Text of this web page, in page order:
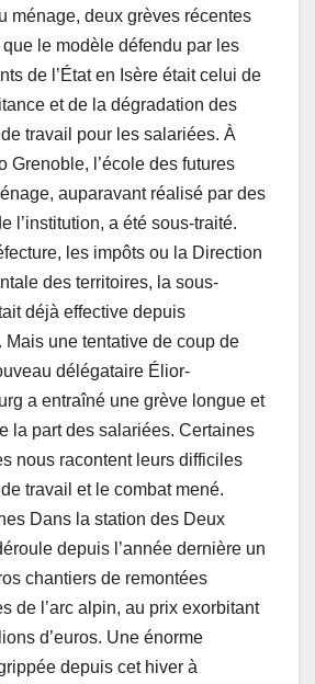
ménage, deux grèves récentes
le modèle défendu par les
de l’État en Isère était celui de
et de la dégradation des
travail pour les salariées. À
Grenoble, l’école des futures
auparavant réalisé par des
l’institution, a été sous-traité.
les impôts ou la Direction
des territoires, la sous-
déjà effective depuis
Mais une tentative de coup de
délégataire Élior-
a entraîné une grève longue et
la part des salariées. Certaines
nous racontent leurs difficiles
travail et le combat mené.
Dans la station des Deux
depuis l’année dernière un
chantiers de remontées
de l’arc alpin, au prix exorbitant
d’euros. Une énorme
depuis cet hiver à